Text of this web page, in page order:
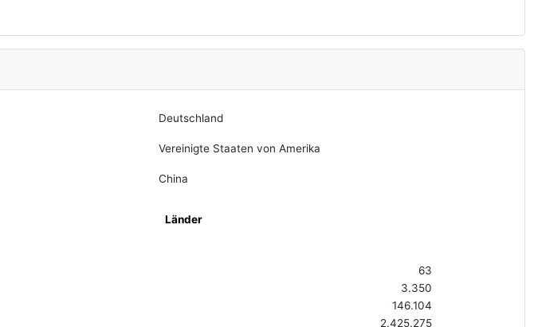
Deutschland
Vereinigte Staaten von Amerika
China
Länder
63
3.350
146.104
2.425.275